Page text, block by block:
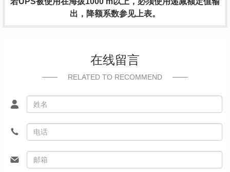
出，降额系数参见上表。
在线留言
RELATED TO RECOMMEND